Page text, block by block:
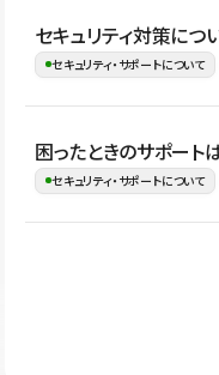
はい。CMSやコンポーネ
ことで、デザインを崩し
ながらレイアウトに影響
す。
セキュリティ対策につ
セキュリティ・サポートについて
Studioでは、公開サイト
の暗号化、データ保護、
はSSL/TLSによる通信暗
困ったときのサポート
セキュリティ・サポートについて
操作方法や機能につい